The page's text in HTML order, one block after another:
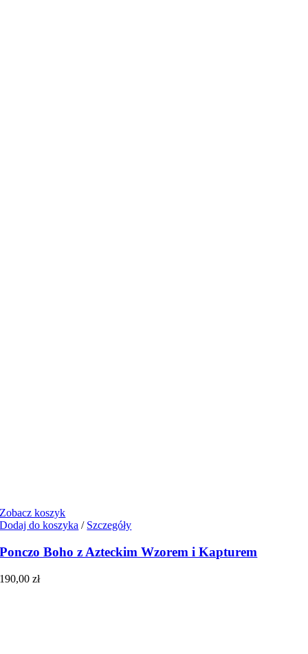
Zobacz koszyk
Dodaj do koszyka / Szczegóły
Ponczo Boho z Azteckim Wzorem i Kapturem
190,00zł